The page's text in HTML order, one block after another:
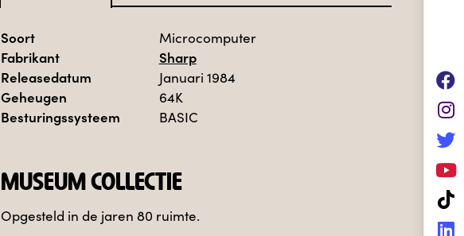
Soort Microcomputer
Fabrikant
Sharp
Releasedatum
Januari 1984
Geheugen 64K
Besturingssysteem BASIC
MUSEUM COLLECTIE
Opgesteld in de jaren 80 ruimte.